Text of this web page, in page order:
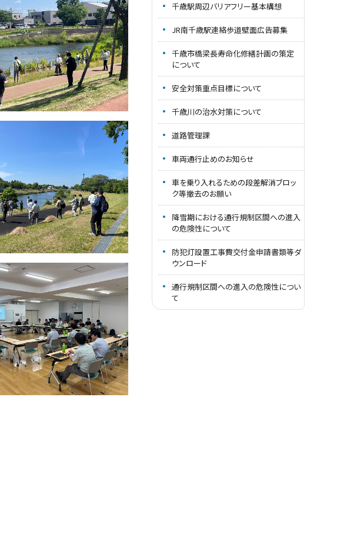
千歳駅周辺バリアフリー基本構想
JR南千歳駅連絡歩道壁面広告募集
千歳市橋梁長寿命化修繕計画の策定
について
安全対策重点目標について
千歳川の治水対策について
道路管理課
車両通行止めのお知らせ
車を乗り入れるための段差解消ブロッ
ク等撤去のお願い
降雪期における通行規制区間への進入
の危険性について
防犯灯設置工事費交付金申請書類等ダ
ウンロード
通行規制区間への進入の危険性につい
て